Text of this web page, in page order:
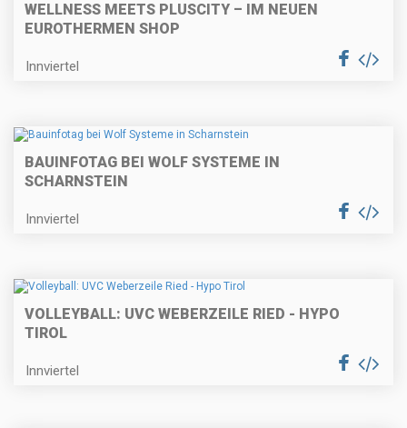
WELLNESS MEETS PLUSCITY – IM NEUEN
EUROTHERMEN SHOP
Innviertel
BAUINFOTAG BEI WOLF SYSTEME IN
SCHARNSTEIN
Innviertel
VOLLEYBALL: UVC WEBERZEILE RIED - HYPO
TIROL
Innviertel